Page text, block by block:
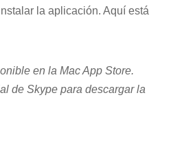
la aplicación. Aquí está
en la Mac App Store.
de Skype para descargar la